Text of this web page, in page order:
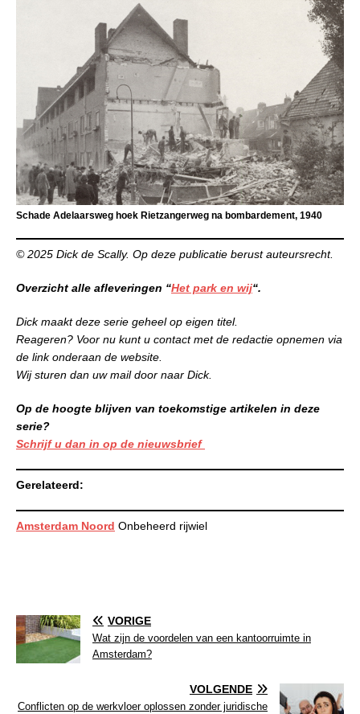
Schade Adelaarsweg hoek Rietzangerweg na bombardement, 1940
© 2025 Dick de Scally. Op deze publicatie berust auteursrecht.
Overzicht alle afleveringen “Het park en wij“.
Dick maakt deze serie geheel op eigen titel.
Reageren? Voor nu kunt u contact met de redactie opnemen via
de link onderaan de website.
Wij sturen dan uw mail door naar Dick.
Op de hoogte blijven van toekomstige artikelen in deze
serie?
Schrijf u dan in op de nieuwsbrief
Gerelateerd:
Amsterdam Noord Onbeheerd rijwiel
VORIGE
Wat zijn de voordelen van een kantoorruimte in
Amsterdam?
VOLGENDE
Conflicten op de werkvloer oplossen zonder juridische